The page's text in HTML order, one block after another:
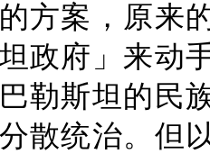
方案，原来
政府」来动
勒斯坦的民
散统治。但